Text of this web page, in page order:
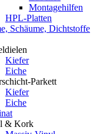
Montagehilfen
HPL-Platten
Schäume, Dichtstoffe
Kiefer
Eiche
Parkett
Kiefer
Eiche
& Kork